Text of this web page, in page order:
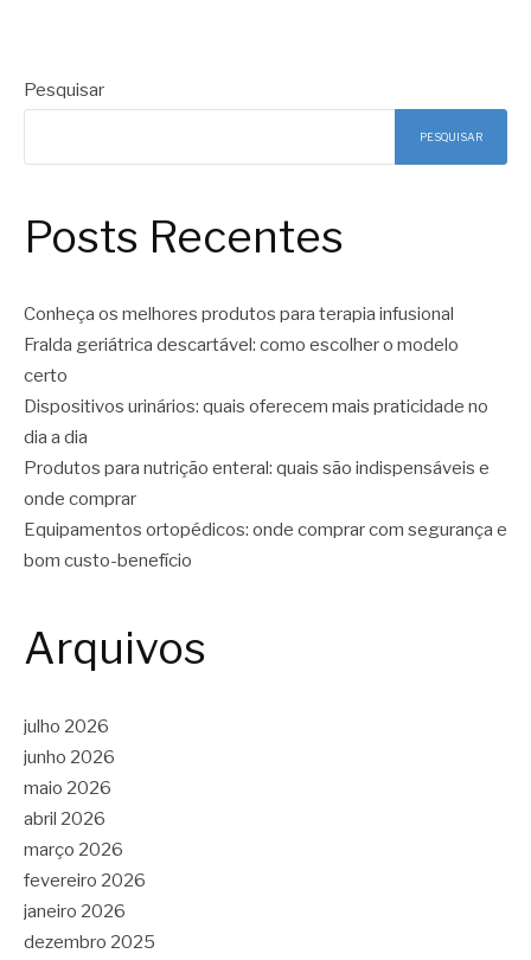
Pesquisar
PESQUISAR
Posts Recentes
Conheça os melhores produtos para terapia infusional
Fralda geriátrica descartável: como escolher o modelo
certo
Dispositivos urinários: quais oferecem mais praticidade no
dia a dia
Produtos para nutrição enteral: quais são indispensáveis e
onde comprar
Equipamentos ortopédicos: onde comprar com segurança e
bom custo-benefício
Arquivos
julho 2026
junho 2026
maio 2026
abril 2026
março 2026
fevereiro 2026
janeiro 2026
dezembro 2025